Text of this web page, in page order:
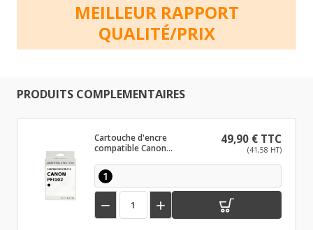
MEILLEUR RAPPORT
QUALITÉ/PRIX
PRODUITS COMPLEMENTAIRES
Cartouche d'encre
compatible Canon
49,90 € TTC
(41,58 HT)
1
 